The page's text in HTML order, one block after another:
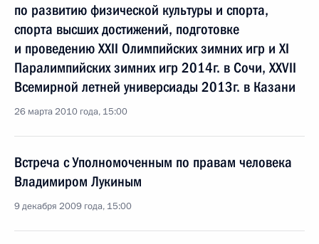
по развитию физической культуры и спорта,
спорта высших достижений, подготовке
и проведению XXII Олимпийских зимних игр и XI
Паралимпийских зимних игр 2014г. в Сочи, XXVII
Всемирной летней универсиады 2013г. в Казани
26 марта 2010 года, 15:00
Встреча с Уполномоченным по правам человека
Владимиром Лукиным
9 декабря 2009 года, 15:00